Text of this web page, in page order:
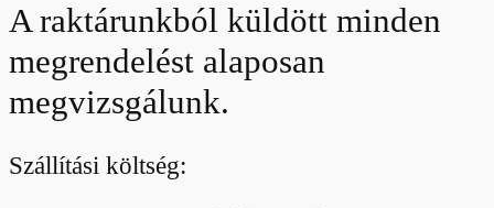
A raktárunkból küldött minden
megrendelést alaposan
megvizsgálunk.
Szállítási költség: